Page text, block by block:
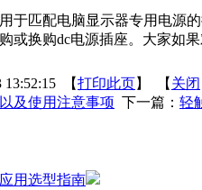
匹配电脑显示器专用电源的
或换购dc电源插座。大家如
13:52:15 【打印此页】 【 关闭
及使用注意事项 下一篇： 轻
用选型指南